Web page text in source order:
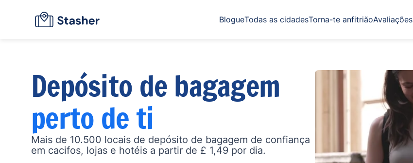
BlogueTodas as cidadesTorna-te anfitriãoAvaliações
Depósito de bagagem
perto de ti
Mais de 10.500 locais de depósito de bagagem de confiança
em cacifos, lojas e hotéis a partir de £ 1,49 por dia.